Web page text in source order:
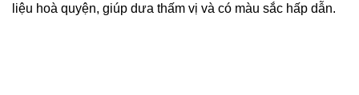
liệu hoà quyện, giúp dưa thấm vị và có màu sắc hấp dẫn.